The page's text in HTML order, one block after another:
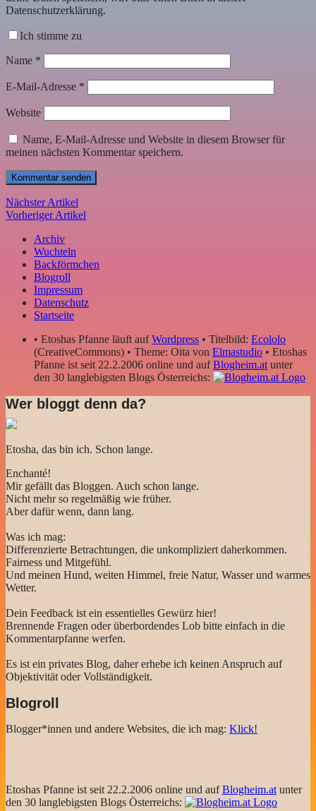
Datenschutzerklärung.
Ich stimme zu
Name *
E-Mail-Adresse *
Website
Name, E-Mail-Adresse und Website in diesem Browser für
meinen nächsten Kommentar speichern.
Nächster Artikel
Vorheriger Artikel
Archiv
Wuchteln
Backförmchen
Blogroll
Impressum
Datenschutz
Startseite
• Etoshas Pfanne läuft aufWordpress • Titelbild: Ecololo
(CreativeCommons) • Theme: Oita von Elmastudio • Etoshas
Pfanne ist seit 22.2.2006 online und aufBlogheim.atunter
den 30 langlebigsten Blogs Österreichs:
Wer bloggt denn da?
Etosha, das bin ich. Schon lange.
Enchanté!
Mir gefällt das Bloggen. Auch schon lange.
Nicht mehr so regelmäßig wie früher.
Aber dafür wenn, dann lang.
Was ich mag:
Differenzierte Betrachtungen, die unkompliziert daherkommen.
Fairness und Mitgefühl.
Und meinen Hund, weiten Himmel, freie Natur, Wasser und warmes
Wetter.
Dein Feedback ist ein essentielles Gewürz hier!
Brennende Fragen oder überbordendes Lob bitte einfach in die
Kommentarpfanne werfen.
Es ist ein privates Blog, daher erhebe ich keinen Anspruch auf
Objektivität oder Vollständigkeit.
Blogroll
Blogger*innen und andere Websites, die ich mag: Klick!
Etoshas Pfanne ist seit 22.2.2006 online und aufBlogheim.at unter
den 30 langlebigsten Blogs Österreichs: